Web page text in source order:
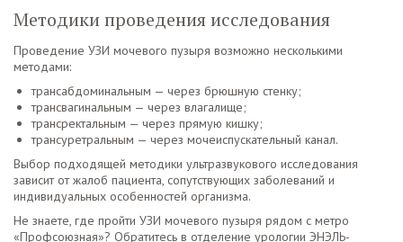
Методики проведения исследования
Проведение УЗИ мочевого пузыря возможно несколькими
методами:
трансабдоминальным — через брюшную стенку;
трансвагинальным — через влагалище;
трансректальным — через прямую кишку;
трансуретральным — через мочеиспускательный канал.
Выбор подходящей методики ультразвукового исследования
зависит от жалоб пациента, сопутствующих заболеваний и
индивидуальных особенностей организма.
Не знаете, где пройти УЗИ мочевого пузыря рядом с метро
«Профсоюзная»? Обратитесь в отделение урологии ЭНЭЛЬ-